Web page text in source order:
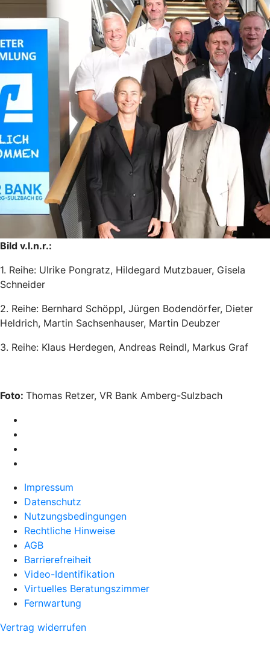
Bild v.l.n.r.:
1. Reihe: Ulrike Pongratz, Hildegard Mutzbauer, Gisela
Schneider
2. Reihe: Bernhard Schöppl, Jürgen Bodendörfer, Dieter
Heldrich, Martin Sachsenhauser, Martin Deubzer
3. Reihe: Klaus Herdegen, Andreas Reindl, Markus Graf
Foto: Thomas Retzer, VR Bank Amberg-Sulzbach
Impressum
Datenschutz
Nutzungsbedingungen
Rechtliche Hinweise
AGB
Barrierefreiheit
Video-Identifikation
Virtuelles Beratungszimmer
Fernwartung
Vertrag widerrufen